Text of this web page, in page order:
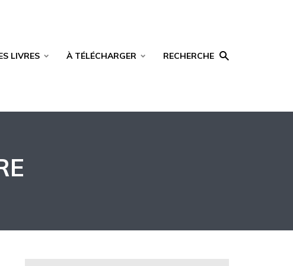
LIVRES À TÉLÉCHARGER RECHERCHE